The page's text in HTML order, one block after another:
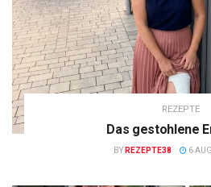
REZEPTE
Das gestohlene
BY REZEPTE38 6